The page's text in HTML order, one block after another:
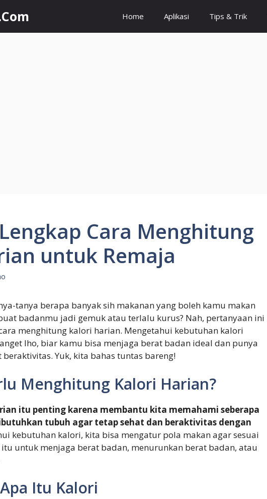
Home Aplikasi Tips & Trik
Cara Menghitung
untuk Remaja
tanya berapa banyak sih makanan yang boleh kamu makan
badanmu jadi gemuk atau terlalu kurus? Nah, pertanyaan ini
menghitung kalori harian. Mengetahui kebutuhan kalori
lho, biar kamu bisa menjaga berat badan ideal dan punya
Yuk, kita bahas tuntas bareng!
Menghitung Kalori Harian?
itu penting karena membantu kita memahami seberapa
tubuh agar tetap sehat dan beraktivitas dengan
kebutuhan kalori, kita bisa mengatur pola makan agar sesuai
untuk menjaga berat badan, menurunkan berat badan, atau
Itu Kalori